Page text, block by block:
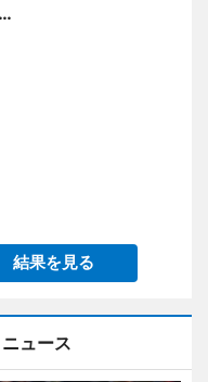
結果を見る
ュース